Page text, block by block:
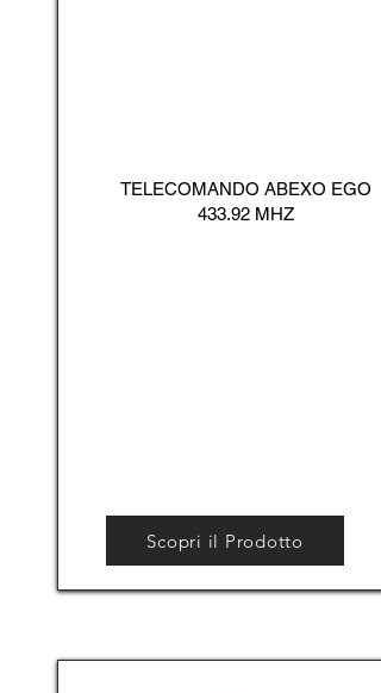
TELECOMANDO ABEXO EGO
433.92 MHZ
Scopri il Prodotto